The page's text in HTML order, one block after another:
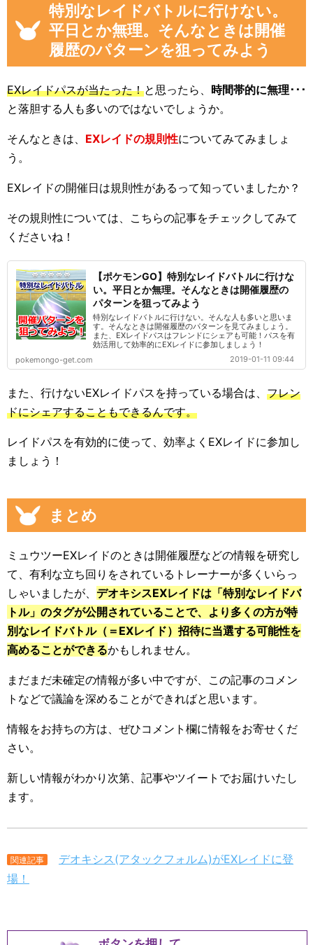
特別なレイドバトルに行けない。
平日とか無理。そんなときは開催
履歴のパターンを狙ってみよう
EXレイドパスが当たった！と思ったら、 時間帯的に無理･･･
と落胆する人も多いのではないでしょうか。
そんなときは、 EXレイドの規則性についてみてみましょ
う。
EXレイドの開催日は規則性があるって知っていましたか？
その規則性については、こちらの記事をチェックしてみて
くださいね！
【ポケモンGO】特別なレイドバトルに行けな
い。平日とか無理。そんなときは開催履歴の
パターンを狙ってみよう
特別なレイドバトルに行けない。そんな人も多いと思いま
す。そんなときは開催履歴のパターンを見てみましょう。
また、EXレイドパスはフレンドにシェアも可能！パスを有
効活用して効率的にEXレイドに参加しましょう！
pokemongo-get.com
2019-01-11 09:44
また、行けないEXレイドパスを持っている場合は、 フレン
ドにシェアすることもできるんです。
レイドパスを有効的に使って、効率よくEXレイドに参加し
ましょう！
まとめ
ミュウツーEXレイドのときは開催履歴などの情報を研究し
て、有利な立ち回りをされているトレーナーが多くいらっ
しゃいましたが、 デオキシスEXレイドは「特別なレイドバ
トル」のタグが公開されていることで、より多くの方が特
別なレイドバトル（＝EXレイド）招待に当選する可能性を
高めることができるかもしれません。
まだまだ未確定の情報が多い中ですが、この記事のコメン
トなどで議論を深めることができればと思います。
情報をお持ちの方は、ぜひコメント欄に情報をお寄せくだ
さい。
新しい情報がわかり次第、記事やツイートでお届けいたし
ます。
関連記事
デオキシス(アタックフォルム)がEXレイドに登
場！